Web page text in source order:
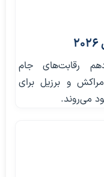
رقابت‌های جام
مراکش و برزیل برای
می‌روند.